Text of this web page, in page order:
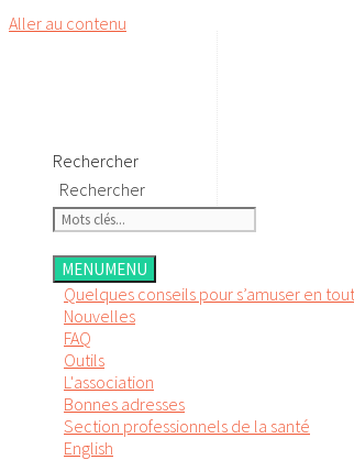
Aller au contenu
Rechercher
Rechercher
MENUMENU
Quelques conseils pour s’amuser en
Nouvelles
FAQ
Outils
L'association
Bonnes adresses
Section professionnels de la santé
English